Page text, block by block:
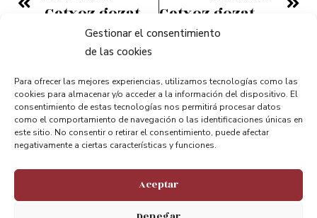
Gestionar el consentimiento
de las cookies
Para ofrecer las mejores experiencias, utilizamos tecnologías como las
cookies para almacenar y/o acceder a la información del dispositivo. El
consentimiento de estas tecnologías nos permitirá procesar datos
como el comportamiento de navegación o las identificaciones únicas en
este sitio. No consentir o retirar el consentimiento, puede afectar
negativamente a ciertas características y funciones.
Aceptar
Getxoz gozatzeko 73 plan liburuxka